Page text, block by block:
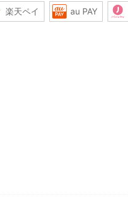
楽天ペイ au PAY